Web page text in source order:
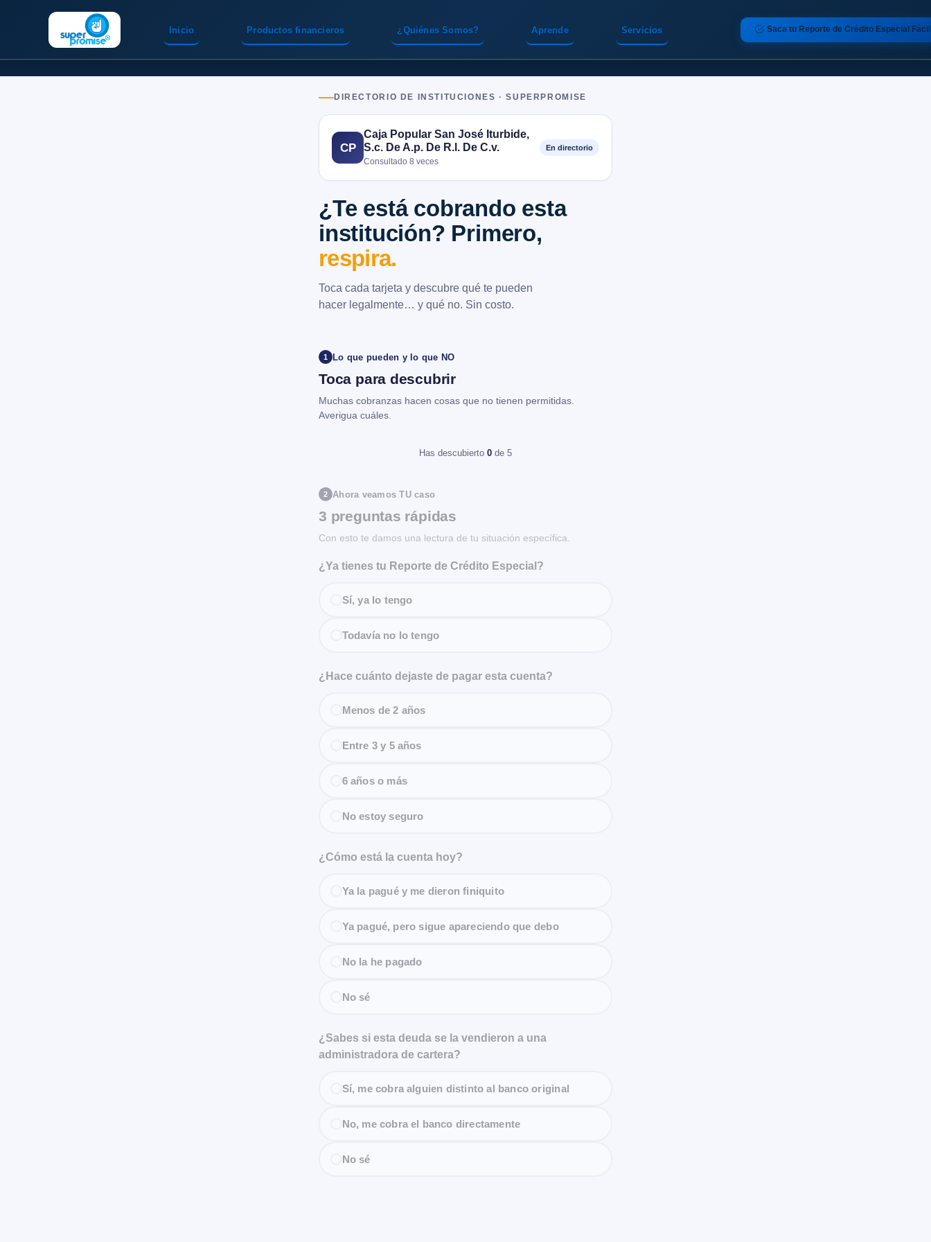
Inicio Servicios
Productos financieros ¿Quiénes Somos? Aprende Saca tu Reporte de Crédito Especial Fácil
DIRECTORIO DE INSTITUCIONES · SUPERPROMISE
CP
Caja Popular San José Iturbide,
S.c. De A.p. De R.l. De C.v.
Consultado 8 veces
En directorio
¿Te está cobrando esta
institución? Primero,
respira.
Toca cada tarjeta y descubre qué te pueden
hacer legalmente… y qué no. Sin costo.
1 Lo que pueden y lo que NO
Toca para descubrir
Muchas cobranzas hacen cosas que no tienen permitidas.
Averigua cuáles.
Has descubierto 0 de 5
2 Ahora veamos TU caso
3 preguntas rápidas
Con esto te damos una lectura de tu situación específica.
¿Ya tienes tu Reporte de Crédito Especial?
Sí, ya lo tengo
Todavía no lo tengo
¿Hace cuánto dejaste de pagar esta cuenta?
Menos de 2 años
Entre 3 y 5 años
6 años o más
No estoy seguro
¿Cómo está la cuenta hoy?
Ya la pagué y me dieron finiquito
Ya pagué, pero sigue apareciendo que debo
No la he pagado
No sé
¿Sabes si esta deuda se la vendieron a una
administradora de cartera?
Sí, me cobra alguien distinto al banco original
No, me cobra el banco directamente
No sé